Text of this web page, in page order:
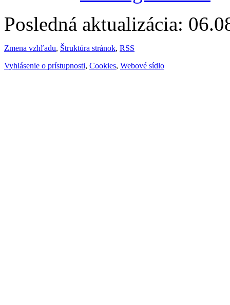
Posledná aktualizácia:
Zmena vzhľadu, Štruktúra stránok, RSS
Vyhlásenie o prístupnosti, Cookies, Webové sídlo